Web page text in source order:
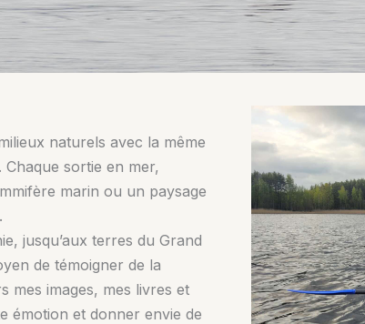
naturels avec la même
sortie en mer,
marin ou un paysage
jusqu’aux terres du Grand
de témoigner de la
mes images, mes livres et
émotion et donner envie de